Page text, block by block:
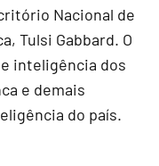
Nacional de
Tulsi Gabbard. O
inteligência dos
e demais
do país.